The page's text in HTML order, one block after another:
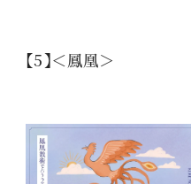
【5】＜鳳凰＞